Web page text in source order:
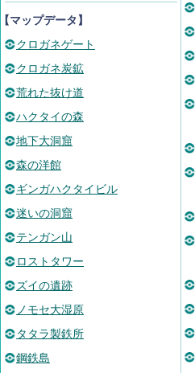
マップデータ】
クロガネゲート
クロガネ炭鉱
荒れた抜け道
ハクタイの森
地下大洞窟
森の洋館
ギンガハクタイビル
迷いの洞窟
テンガン山
ロストタワー
ズイの遺跡
ノモセ大湿原
タタラ製鉄所
鋼鉄島